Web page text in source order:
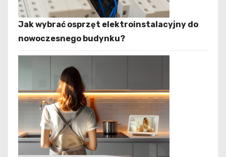
Jak wybrać osprzęt elektroinstalacyjny do
nowoczesnego budynku?